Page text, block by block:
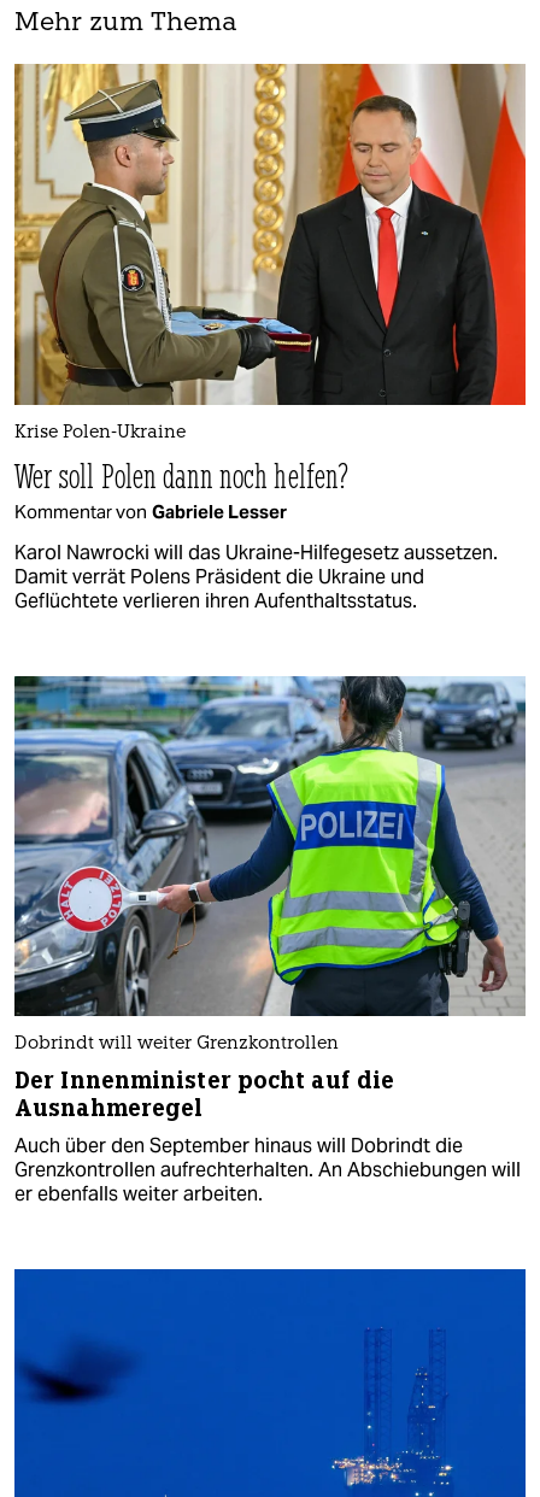
Mehr zum Thema
Krise Polen-Ukraine
Wer soll Polen dann noch helfen?
Kommentar von Gabriele Lesser
Karol Nawrocki will das Ukraine-Hilfegesetz aussetzen.
Damit verrät Polens Präsident die Ukraine und
Geflüchtete verlieren ihren Aufenthaltsstatus.
Dobrindt will weiter Grenzkontrollen
Der Innenminister pocht auf die
Ausnahmeregel
Auch über den September hinaus will Dobrindt die
Grenzkontrollen aufrechterhalten. An Abschiebungen will
er ebenfalls weiter arbeiten.